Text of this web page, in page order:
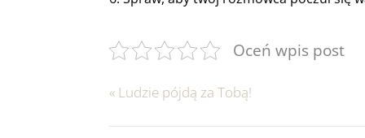
Oceń wpis post
« Ludzie pójdą za Tobą!